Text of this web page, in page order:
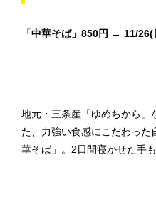
「中華そば」850円 → 11/26(
地元・三条産「ゆめちから」
た、力強い食感にこだわった
華そば」。2日間寝かせた手